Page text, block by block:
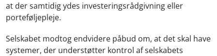
at der samtidig ydes investeringsrådgivning eller
porteføljepleje.
Selskabet modtog endvidere påbud om, at det skal have
systemer, der understøtter kontrol af selskabets